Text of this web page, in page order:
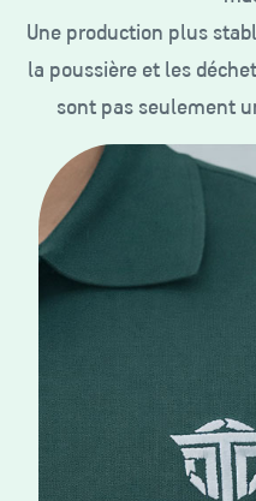
Une production plus
la poussière et les
sont pas seulement